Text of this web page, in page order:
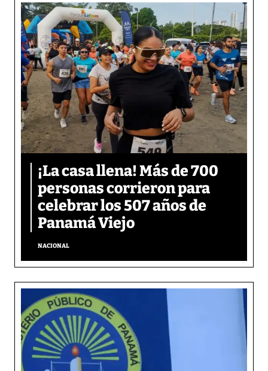
¡La casa llena! Más de 700
personas corrieron para
celebrar los 507 años de
Panamá Viejo
NACIONAL